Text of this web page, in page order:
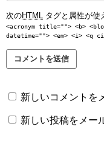
次のHTML タグと属性が使
<acronym title=""> <b>
datetime=""> <em> <i> <q
新しいコメントを
新しい投稿をメー